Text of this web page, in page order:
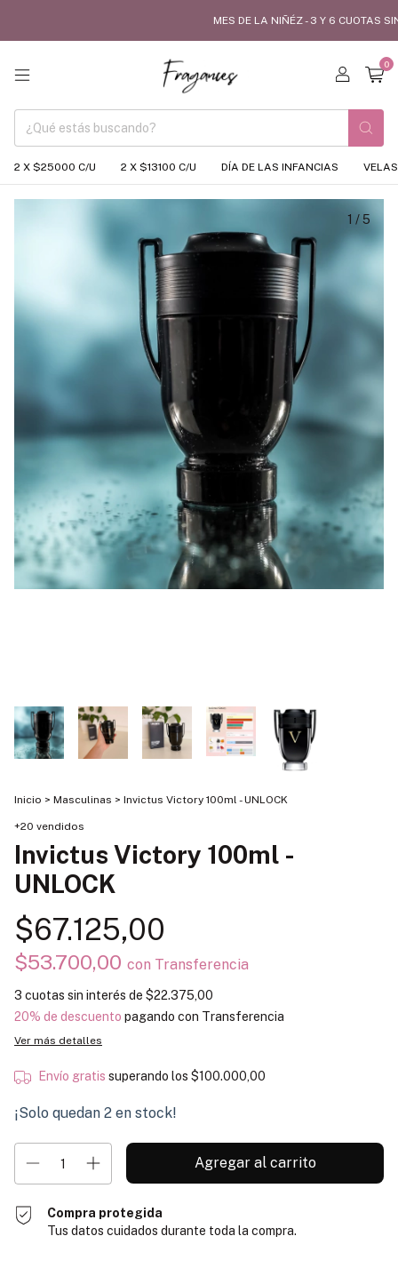
MES DE LA NIÑÉZ - 3 Y 6 CUOTAS SIN
0
2 X $25000 C/U 2 X $13100 C/U DÍA DE LAS INFANCIAS
1 /5
Inicio > Masculinas > Invictus Victory 100ml - UNLOCK
+20 vendidos
Invictus Victory 100ml -
UNLOCK
$67.125,00
$53.700,00 con Transferencia
3 cuotas sin interés de $22.375,00
20% de descuento pagando con Transferencia
Ver más detalles
Envío gratis superando los $100.000,00
¡Solo quedan 2 en stock!
Compra protegida
Tus datos cuidados durante toda la compra.